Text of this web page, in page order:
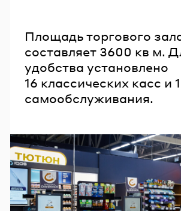
Площадь торгового
составляет 3600 кв м.
удобства установлено
16 классических касс и
самообслуживания.